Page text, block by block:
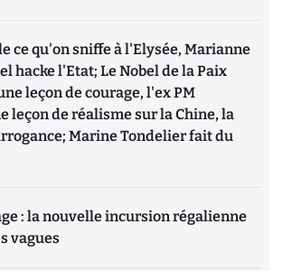
ce qu'on sniffe à l'Elysée, Marianne
hacke l'Etat; Le Nobel de la Paix
leçon de courage, l'ex PM
leçon de réalisme sur la Chine, la
Marine Tondelier fait du
: la nouvelle incursion régalienne
vagues